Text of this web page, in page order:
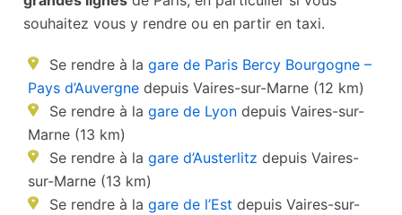
souhaitez vous y rendre ou en partir en taxi.
Se rendre à la gare de Paris Bercy Bourgogne –
Pays d’Auvergne depuis Vaires-sur-Marne (12 km)
Se rendre à la gare de Lyon depuis Vaires-sur-
Marne (13 km)
Se rendre à la gare d’Austerlitz depuis Vaires-
sur-Marne (13 km)
Se rendre à la gare de l’Est depuis Vaires-sur-